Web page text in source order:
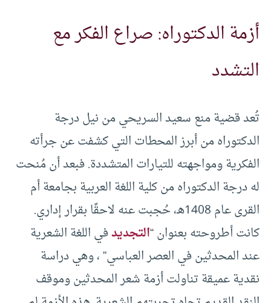
أزمة الدكتوراه: صراع الفكر مع
التشدد
تُعد قضية منع سعيد السريحي من نيل درجة
الدكتوراه من أبرز المحطات التي كشفت عن جرأته
الفكرية ومواجهته للتيارات المتشددة. فبعد أن مُنحت
له درجة الدكتوراه من كلية اللغة العربية بجامعة أم
القرى عام 1408هـ، حُجبت عنه لاحقًا بقرار إداري.
كانت أطروحته بعنوان “التجديدفي اللغة الشعرية
عند المحدثين في العصر العباسي” ، وهي دراسة
نقدية عميقة تناولت أزمة شعر المحدثين وموقف